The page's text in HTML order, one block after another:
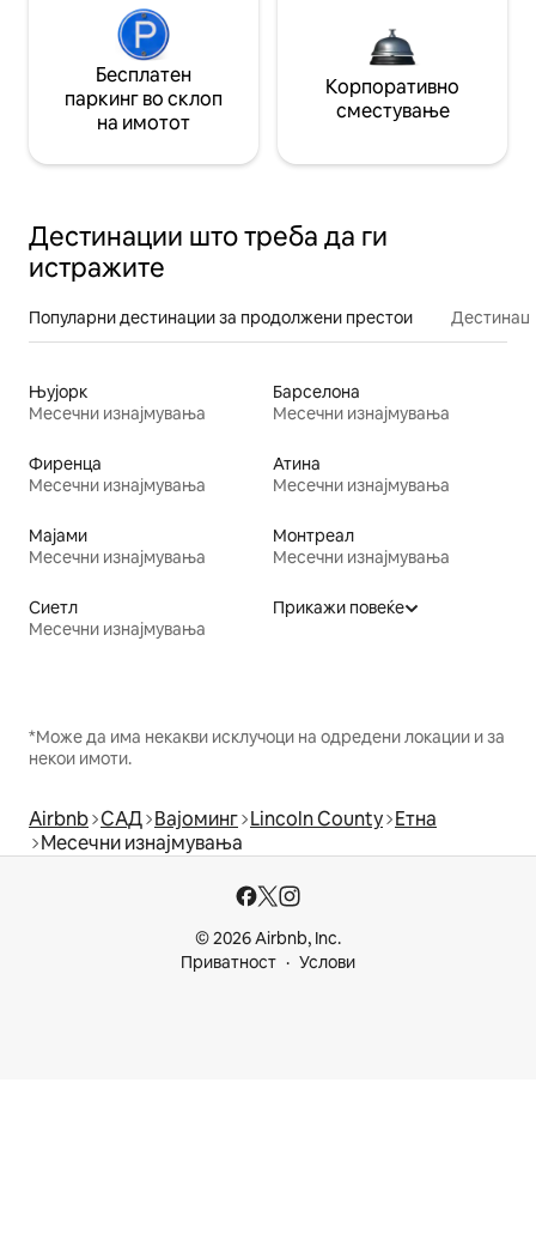
Бесплатен
паркинг во склоп
на имотот
Корпоративно
сместување
Дестинации што треба да ги
истражите
Популарни дестинации за продолжени престои
Њујорк
Месечни изнајмувања
Барселона
Месечни изнајмувања
Фиренца
Месечни изнајмувања
Атина
Месечни изнајмувања
Мајами
Месечни изнајмувања
Монтреал
Месечни изнајмувања
Сиетл
Месечни изнајмувања
Прикажи повеќе
*Може да има некакви исклучоци на одредени локации и за
некои имоти.
Airbnb САД Вајоминг Lincoln County Етна
Месечни изнајмувања
© 2026 Airbnb, Inc.
Приватност
Услови